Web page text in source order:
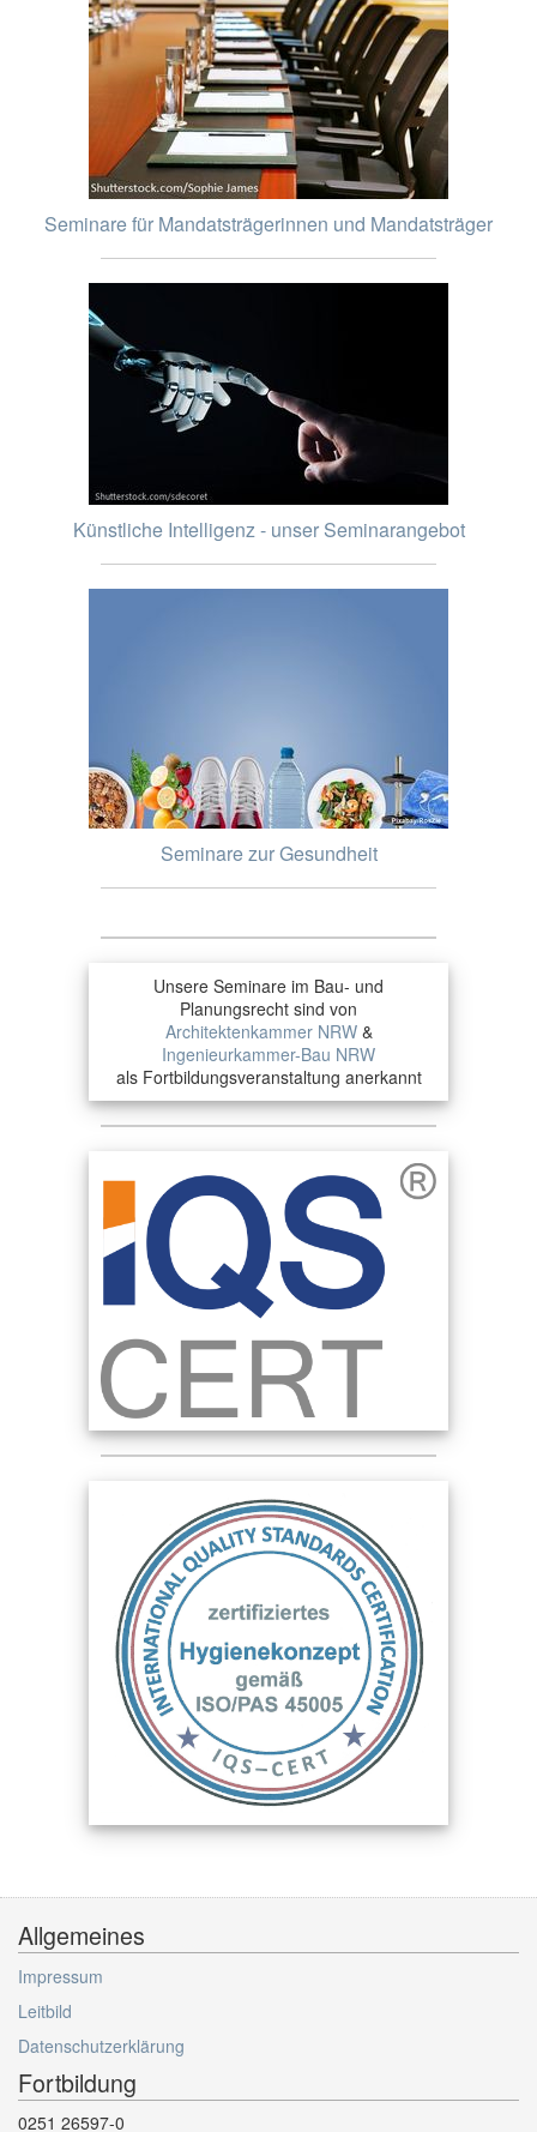
Seminare für Mandatsträgerinnen und Mandatsträger
Künstliche Intelligenz - unser Seminarangebot
Seminare zur Gesundheit
Unsere Seminare im Bau- und
Planungsrecht sind von
Architektenkammer NRW&
Ingenieurkammer-Bau NRW
als Fortbildungsveranstaltung anerkannt
Allgemeines
Impressum
Leitbild
Datenschutzerklärung
Fortbildung
0251 26597-0